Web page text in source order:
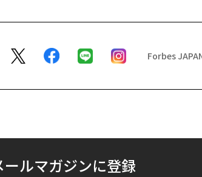
Forbes
ールマガジンに登録